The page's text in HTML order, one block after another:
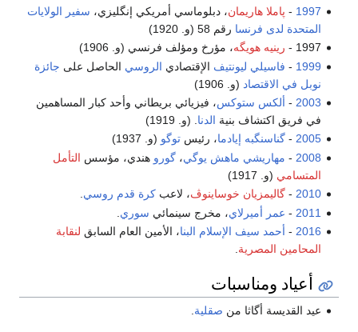
1997
- پاملا هاريمان، دبلوماسي أمريكي إنگليزي، سفير الولايات
المتحدة لدى فرنسا رقم 58 (و. 1920)
1997 -
رينيه هويگه، مؤرخ ومؤلف فرنسي (و. 1906)
1999
- فاسيلي ليونتيف الإقتصادي الروسي الحاصل على جائزة
نوبل في الاقتصاد (و. 1906)
2003
- ألكس ستوكس، فيزيائي بريطاني وأحد كبار المساهمين
في فريق اكتشاف بنية الدنا . (و. 1919)
2005
-گناسنگبه إيادما، رئيستوگو (و. 1937)
2008
- مهاريشي ماهش يوگي،گورو هندي، مؤسس التأمل
المتسامي (و. 1917)
2010
-گاليمزيان خوساينوڤ، لاعبكرة قدم روسي.
2011
- عمر أميرلاي، مخرج سينمائي سوري
2016
- أحمد سيف الإسلام البنا، الأمين العام السابق لنقابة
المحامين المصرية
أعياد ومناسبات
عيد القديسة أگاثا من صقلية.